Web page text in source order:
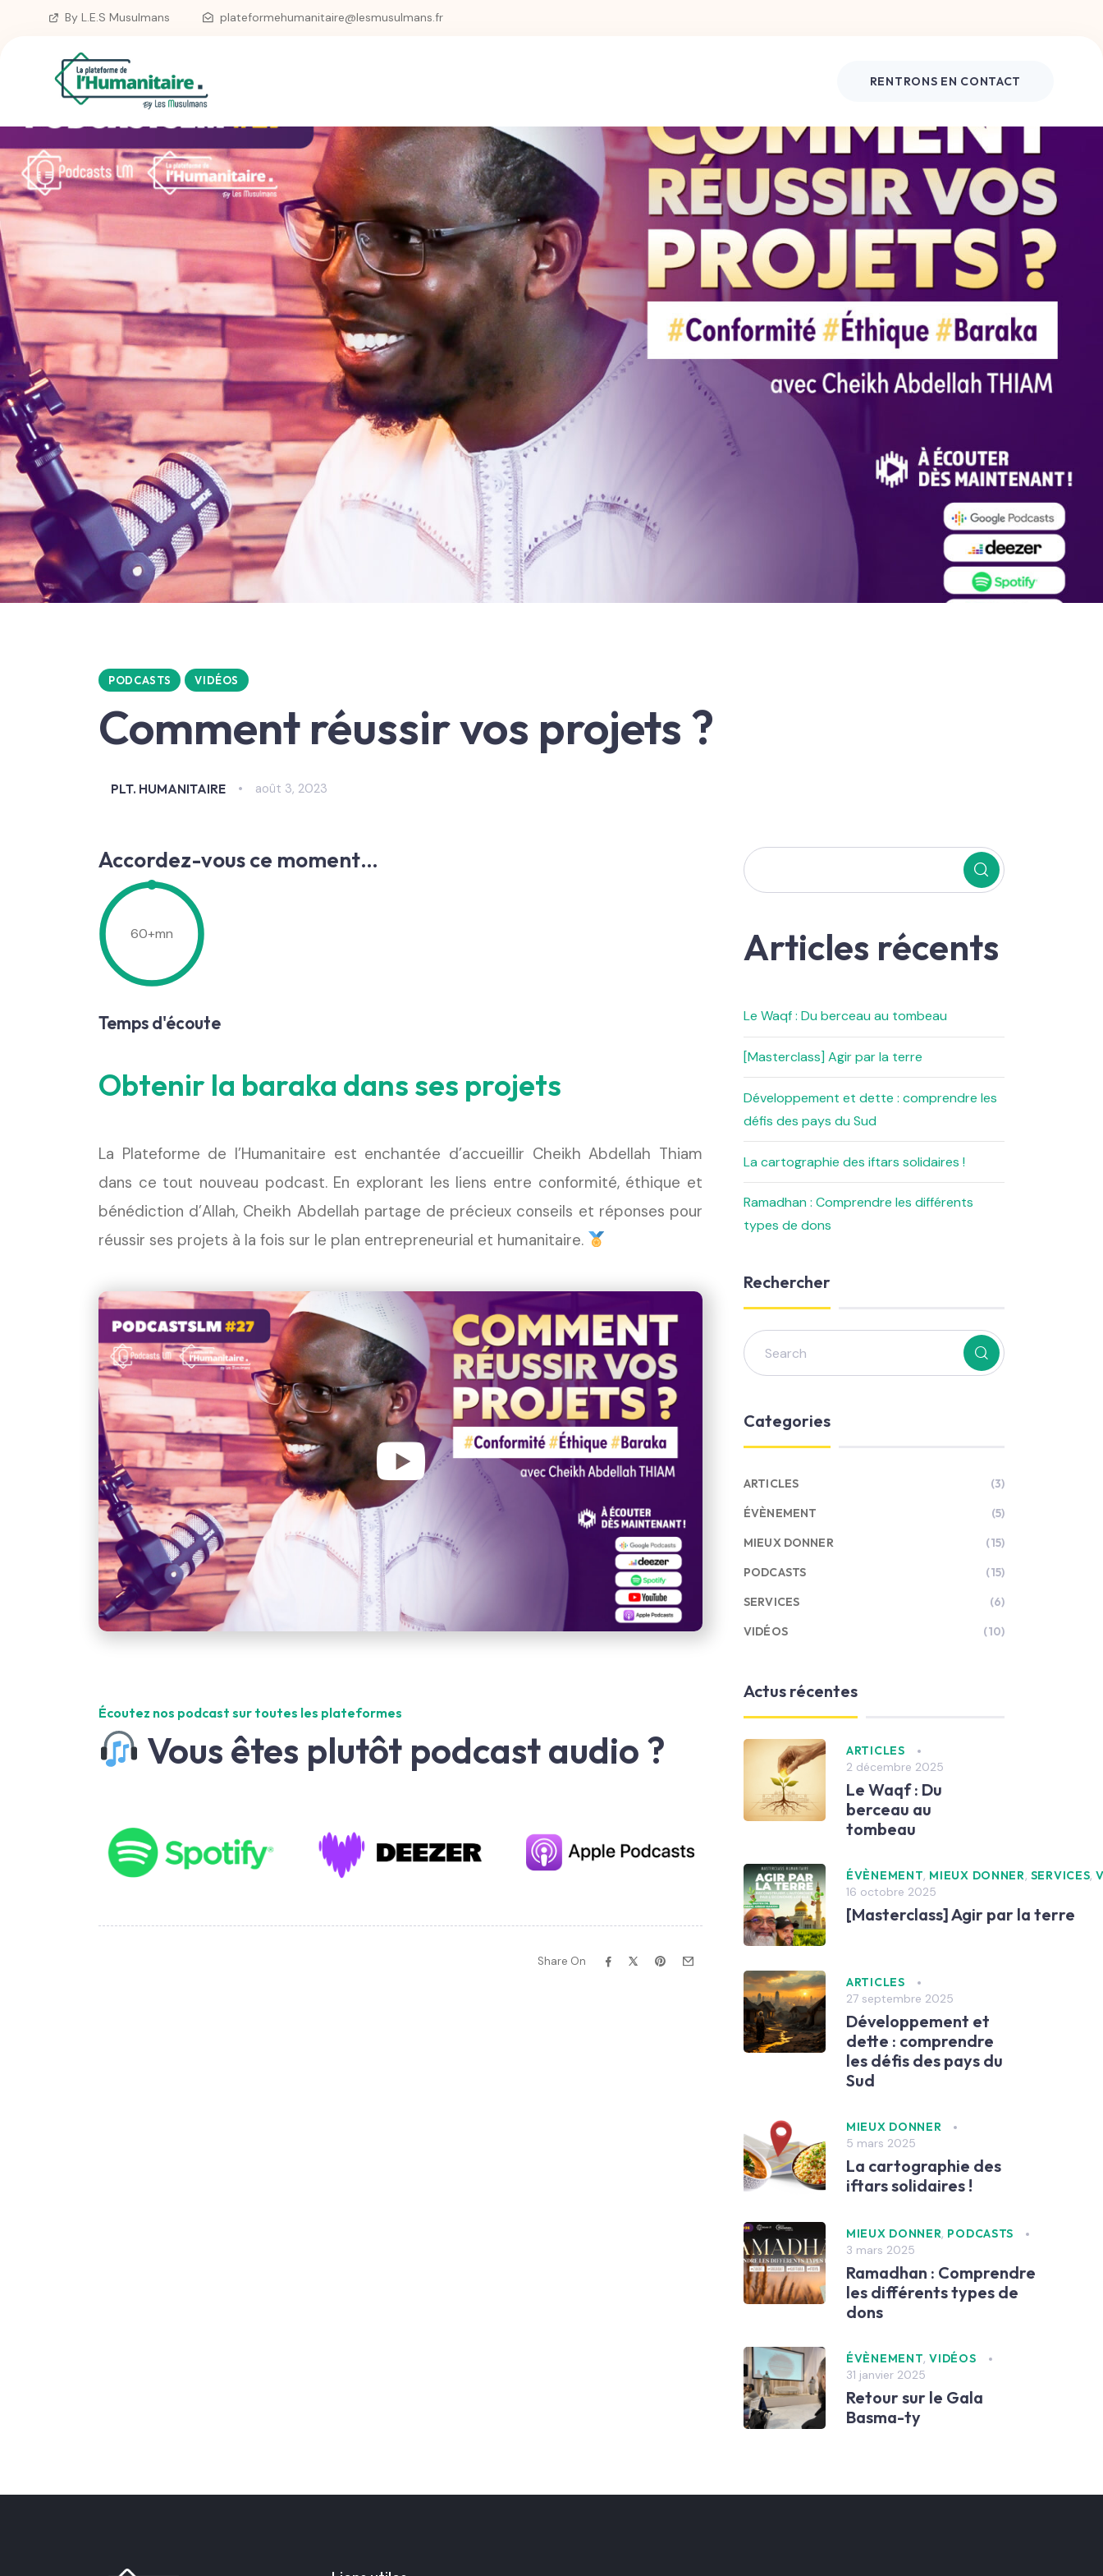
By L.E.S Musulmans plateformehumanitaire@lesmusulmans.fr
La plateforme de l'Humanitaire
RENTRONS EN CONTACT
PODCASTS VIDÉOS
Comment réussir vos projets ?
PLT. HUMANITAIRE août 3, 2023
Accordez-vous ce moment…
60+mn
Temps d'écoute
Obtenir la baraka dans ses projets
La Plateforme de l’Humanitaire est enchantée d’accueillir Cheikh Abdellah Thiam
dans ce tout nouveau podcast. En explorant les liens entre conformité, éthique et
bénédiction d’Allah, Cheikh Abdellah partage de précieux conseils et réponses pour
réussir ses projets à la fois sur le plan entrepreneurial et humanitaire.
Écoutez nos podcast sur toutes les plateformes
Vous êtes plutôt podcast audio ?
Share On
Articles récents
Le Waqf : Du berceau au tombeau
[Masterclass] Agir par la terre
Développement et dette : comprendre les
défis des pays du Sud
La cartographie des iftars solidaires !
Ramadhan : Comprendre les différents
types de dons
Rechercher
Categories
ARTICLES
(3)
ÉVÈNEMENT
(5)
MIEUX DONNER
(15)
PODCASTS
(15)
SERVICES
(6)
VIDÉOS
(10)
Actus récentes
ARTICLES
2 décembre 2025
Le Waqf : Du
berceau au
tombeau
ÉVÈNEMENT, MIEUX DONNER, SERVICES,
16 octobre 2025
[Masterclass] Agir par la terre
ARTICLES
27 septembre 2025
Développement et
dette : comprendre
les défis des pays du
Sud
MIEUX DONNER
5 mars 2025
La cartographie des
iftars solidaires !
MIEUX DONNER, PODCASTS
3 mars 2025
Ramadhan : Comprendre
les différents types de
dons
ÉVÈNEMENT,VIDÉOS
31 janvier 2025
Retour sur le Gala
Basma-ty